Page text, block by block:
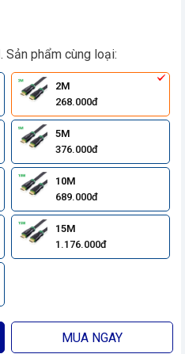
. Sản phẩm cùng loại:
2M
268.000đ
5M
376.000đ
10M
689.000đ
15M
1.176.000đ
MUA NGAY